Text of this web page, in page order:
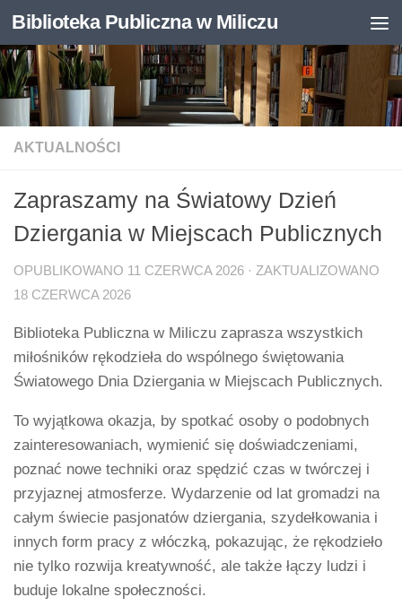
Otwórz pasek narzędzi
Skip to content
Biblioteka Publiczna w Miliczu
AKTUALNOŚCI
Zapraszamy na Światowy Dzień
Dziergania w Miejscach Publicznych
OPUBLIKOWANO 11 CZERWCA 2026 · ZAKTUALIZOWANO
18 CZERWCA 2026
Biblioteka Publiczna w Miliczu zaprasza wszystkich
miłośników rękodzieła do wspólnego świętowania
Światowego Dnia Dziergania w Miejscach Publicznych.
To wyjątkowa okazja, by spotkać osoby o podobnych
zainteresowaniach, wymienić się doświadczeniami,
poznać nowe techniki oraz spędzić czas w twórczej i
przyjaznej atmosferze. Wydarzenie od lat gromadzi na
całym świecie pasjonatów dziergania, szydełkowania i
innych form pracy z włóczką, pokazując, że rękodzieło
nie tylko rozwija kreatywność, ale także łączy ludzi i
buduje lokalne społeczności.